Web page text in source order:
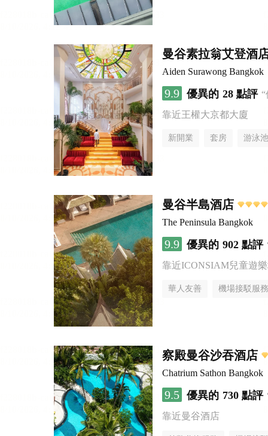
曼谷素拉翁艾登酒
Aiden Surawong Bangkok
9.9 優異的 28 點評
靠近王權大京都大廈
新開業 套房 游泳池
曼谷半島酒店
The Peninsula Bangkok
9.9 優異的 902 點評
靠近ICONSIAM兒童遊
華人友善 機場接駁服務
察殿曼谷沙吞酒店
Chatrium Sathon Bangkok
9.5 優異的 730 點評
靠近曼谷酒店